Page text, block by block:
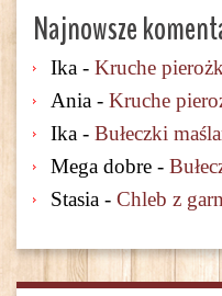
Najnowsze
Ika - Kruche
Ania - Kruche
Ika - Bułeczki
Mega dobre -
Stasia - Chleb z